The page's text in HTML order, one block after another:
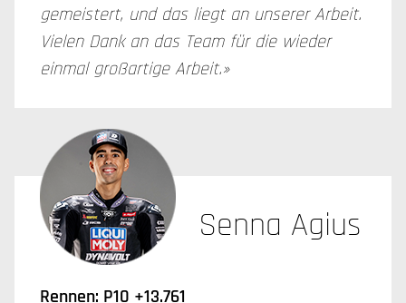
gemeistert, und das liegt an unserer Arbeit.
Vielen Dank an das Team für die wieder
einmal großartige Arbeit.»
Senna Agius
Rennen: P10 +13.761